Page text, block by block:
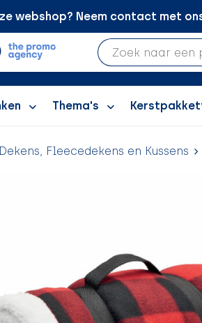
webshop? Neem contact met
Thema's
Dekens, Fleecedekens en Kussens